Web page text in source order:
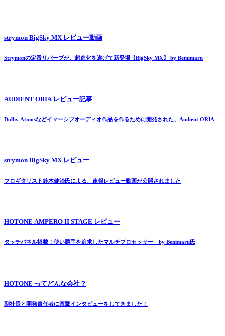
strymon BigSky MX レビュー動画
Strymonの定番リバーブが、超進化を遂げて新登場【BigSky MX】 by Benumaru
AUDIENT ORIA レビュー記事
Dolby Atmosなどイマーシブオーディオ作品を作るために開発された、Audient ORIA
strymon BigSky MX レビュー
プロギタリスト鈴木健治氏による、速報レビュー動画が公開されました
HOTONE AMPERO II STAGE レビュー
タッチパネル搭載！使い勝手を追求したマルチプロセッサー by Benimaru氏
HOTONE ってどんな会社？
副社長と開発責任者に直撃インタビューをしてきました！